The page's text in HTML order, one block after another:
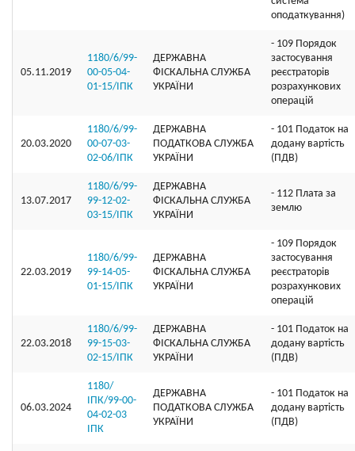
оподаткування)
05.11.2019
1180/6/99-
00-05-04-
01-15/ІПК
ДЕРЖАВНА
ФІСКАЛЬНА СЛУЖБА
УКРАЇНИ
- 109 Порядок
застосування
реєстраторів
розрахункових
операцій
20.03.2020
1180/6/99-
00-07-03-
02-06/ІПК
ДЕРЖАВНА
ПОДАТКОВА СЛУЖБА
УКРАЇНИ
- 101 Податок на
додану вартість
(ПДВ)
13.07.2017
1180/6/99-
99-12-02-
03-15/ІПК
ДЕРЖАВНА
ФІСКАЛЬНА СЛУЖБА
УКРАЇНИ
- 112 Плата за
землю
22.03.2019
1180/6/99-
99-14-05-
01-15/ІПК
ДЕРЖАВНА
ФІСКАЛЬНА СЛУЖБА
УКРАЇНИ
- 109 Порядок
застосування
реєстраторів
розрахункових
операцій
22.03.2018
1180/6/99-
99-15-03-
02-15/ІПК
ДЕРЖАВНА
ФІСКАЛЬНА СЛУЖБА
УКРАЇНИ
- 101 Податок на
додану вартість
(ПДВ)
06.03.2024
1180/
ІПК/99-00-
04-02-03
ІПК
ДЕРЖАВНА
ПОДАТКОВА СЛУЖБА
УКРАЇНИ
- 101 Податок на
додану вартість
(ПДВ)